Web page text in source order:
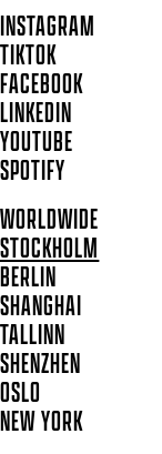
INSTAGRAM
TIKTOK
FACEBOOK
LINKEDIN
YOUTUBE
SPOTIFY
WORLDWIDE
STOCKHOLM
BERLIN
SHANGHAI
TALLINN
SHENZHEN
OSLO
NEW YORK